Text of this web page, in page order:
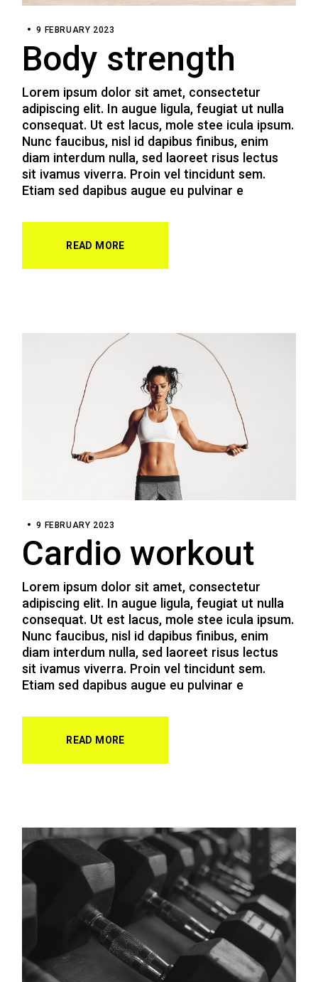
9 FEBRUARY 2023
Body strength
Lorem ipsum dolor sit amet, consectetur
adipiscing elit. In augue ligula, feugiat ut nulla
consequat. Ut est lacus, mole stee icula ipsum.
Nunc faucibus, nisl id dapibus finibus, enim
diam interdum nulla, sed laoreet risus lectus
sit ivamus viverra. Proin vel tincidunt sem.
Etiam sed dapibus augue eu pulvinar e
READ MORE
9 FEBRUARY 2023
Cardio workout
Lorem ipsum dolor sit amet, consectetur
adipiscing elit. In augue ligula, feugiat ut nulla
consequat. Ut est lacus, mole stee icula ipsum.
Nunc faucibus, nisl id dapibus finibus, enim
diam interdum nulla, sed laoreet risus lectus
sit ivamus viverra. Proin vel tincidunt sem.
Etiam sed dapibus augue eu pulvinar e
READ MORE